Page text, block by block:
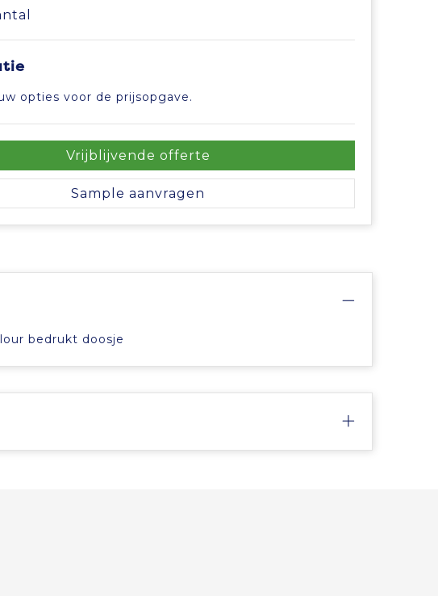
opties voor de prijsopgave.
Vrijblijvende offerte
Sample aanvragen
bedrukt doosje